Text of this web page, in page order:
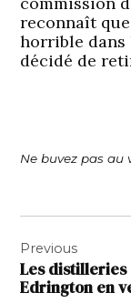
reconnaît
horrible dans
décidé de
Ne buvez pas au
de
l’article
Previous
Les distilleries
Edrington en